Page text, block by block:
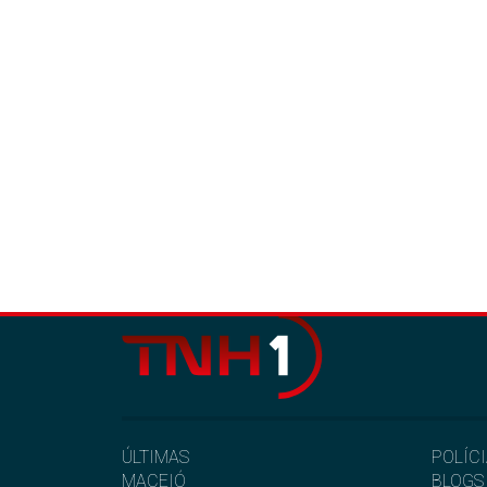
ÚLTIMAS
MACEIÓ
BLOGS